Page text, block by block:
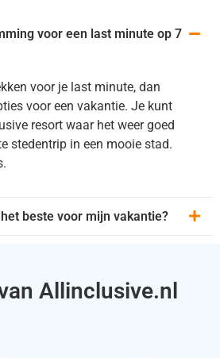
voor een last minute op 7
voor je last minute, dan
voor een vakantie. Je kunt
resort waar het weer goed
stedentrip in een mooie stad.
beste voor mijn vakantie?
Allinclusive.nl